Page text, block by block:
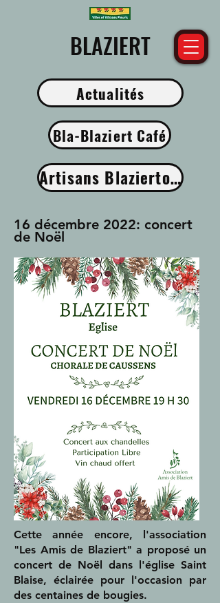
​BLAZIERT
Actualités
Bla-Blaziert Café
Artisans Blaziertois
16 décembre 2022: concert
de Noël
Cette année encore, l'association
"Les Amis de Blaziert" a proposé un
concert de Noël dans l'église Saint
Blaise, éclairée pour l'occasion par
des centaines de bougies.